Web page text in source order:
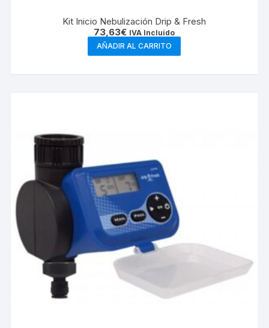
Kit Inicio Nebulización Drip & Fresh
73,63€ IVA Incluido
AÑADIR AL CARRITO